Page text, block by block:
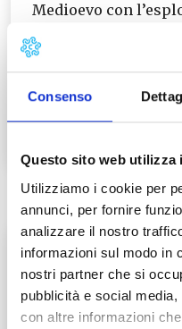
Consenso
Questo sito web utilizza
Utilizziamo i cookie per
annunci, per fornire
analizzare il nostro
informazioni sul modo in
nostri partner che si
pubblicità e social
con altre informazioni
Medioevo con
Rinascimento con
dell’arte. Pochi…